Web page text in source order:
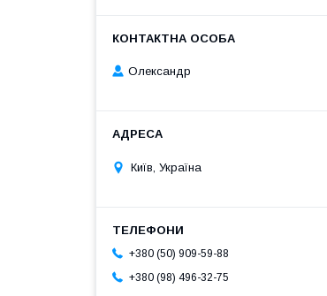
Олександр
Київ, Україна
+380 (50) 909-59-88
+380 (98) 496-32-75